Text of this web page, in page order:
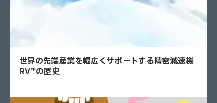
世界の先端産業を幅広くサポートする精密減速機
RV™の歴史